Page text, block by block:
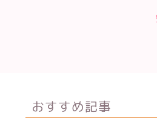
おすすめ記事